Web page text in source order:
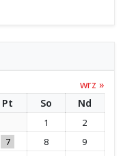
wrz »
Pt So Nd
1
2
7 8
9